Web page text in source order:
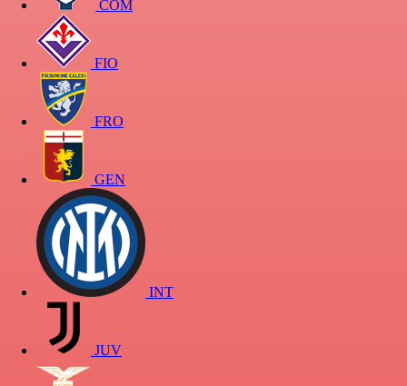
COM
FIO
FRO
GEN
INT
JUV